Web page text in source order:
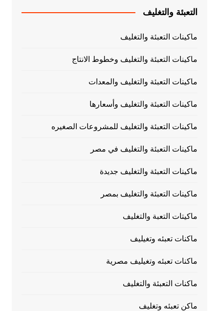
التعبئة والتغليف
ماكينات التعبئة والتغليف
ماكينات التعبئة والتغليف وخطوط الانتاج
ماكينات التعبئة والتغليف والمعدات
ماكينات التعبئة والتغليف وأسعارها
ماكينات التعبئة والتغليف للمشروعات الصغيره
ماكينات التعبئة والتغليف في مصر
ماكينات التعبئة والتغليف جديدة
ماكينات التعبئة والتغليف بمصر
ماكيتات التعبة والتغليف
ماكنات تعبئه وتغيليف
ماكنات تعبئه وتغيليف مصرية
ماكنات التعبئة والتغليف
ماكن تعبئه وتغليف